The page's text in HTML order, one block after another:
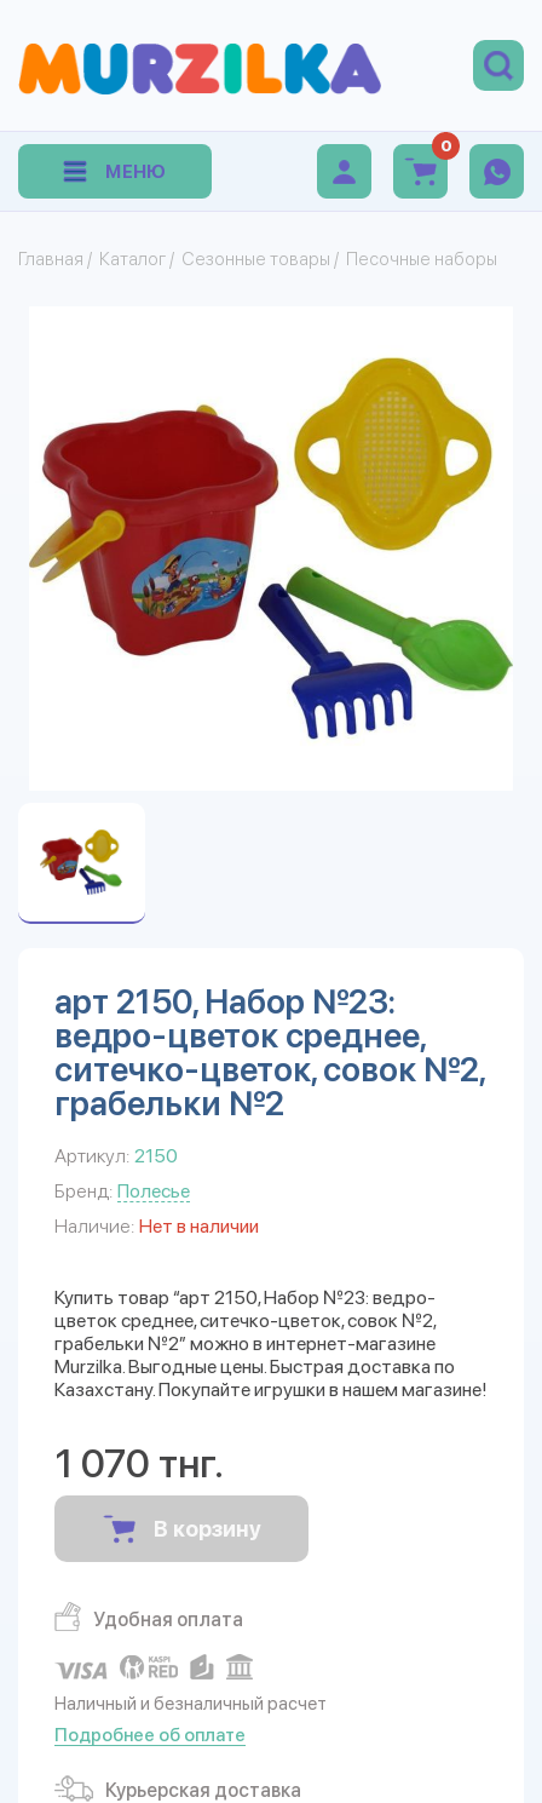
МЕНЮ
0
Главная / Каталог / Сезонные товары / Песочные наборы
арт 2150, Набор №23:
ведро-цветок среднее,
ситечко-цветок, совок №2,
грабельки №2
Артикул: 2150
Бренд: Полесье
Наличие: Нет в наличии
Купить товар “арт 2150, Набор №23: ведро-
цветок среднее, ситечко-цветок, совок №2,
грабельки №2” можно в интернет-магазине
Murzilka. Выгодные цены. Быстрая доставка по
Казахстану. Покупайте игрушки в нашем магазине!
1 070 тнг.
В корзину
Удобная оплата
Наличный и безналичный расчет
Подробнее об оплате
Курьерская доставка